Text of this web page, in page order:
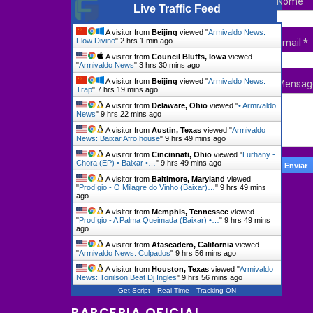
Live Traffic Feed
A visitor from Beijing viewed "Armivaldo News:
Flow Divino" 2 hrs 1 min ago
A visitor from Council Bluffs, Iowa viewed
"Armivaldo News" 3 hrs 30 mins ago
A visitor from Beijing viewed "Armivaldo News:
Trap" 7 hrs 19 mins ago
A visitor from Delaware, Ohio viewed "• Armivaldo
News" 9 hrs 22 mins ago
A visitor from Austin, Texas viewed "Armivaldo
News: Baixar Afro house" 9 hrs 49 mins ago
A visitor from Cincinnati, Ohio viewed "Lurhany -
Chora (EP) • Baixar •… " 9 hrs 49 mins ago
A visitor from Baltimore, Maryland viewed
"Prodígio - O Milagre do Vinho (Baixar)… " 9 hrs 49 mins
ago
A visitor from Memphis, Tennessee viewed
"Prodígio - A Palma Queimada (Baixar) •… " 9 hrs 49 mins
ago
A visitor from Atascadero, California viewed
"Armivaldo News: Culpados" 9 hrs 56 mins ago
A visitor from Houston, Texas viewed "Armivaldo
News: Tonilson Beat Dj Ingles" 9 hrs 56 mins ago
Get Script Real Time Tracking ON
Email *